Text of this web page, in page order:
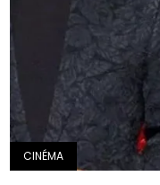
CINÉMA